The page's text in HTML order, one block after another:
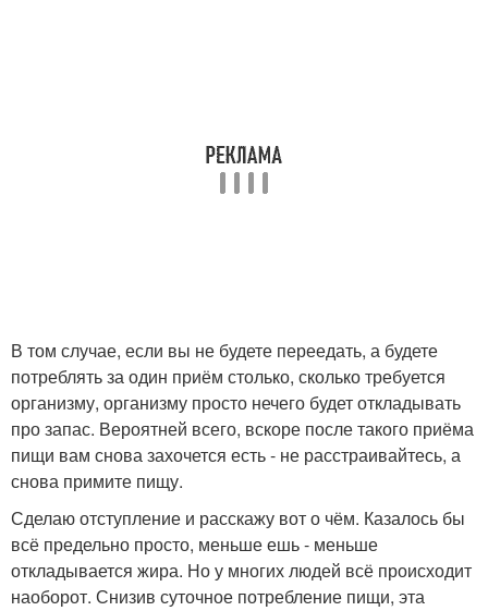
В том случае, если вы не будете переедать, а будете
потреблять за один приём столько, сколько требуется
организму, организму просто нечего будет откладывать
про запас. Вероятней всего, вскоре после такого приёма
пищи вам снова захочется есть - не расстраивайтесь, а
снова примите пищу.
Сделаю отступление и расскажу вот о чём. Казалось бы
всё предельно просто, меньше ешь - меньше
откладывается жира. Но у многих людей всё происходит
наоборот. Снизив суточное потребление пищи, эта